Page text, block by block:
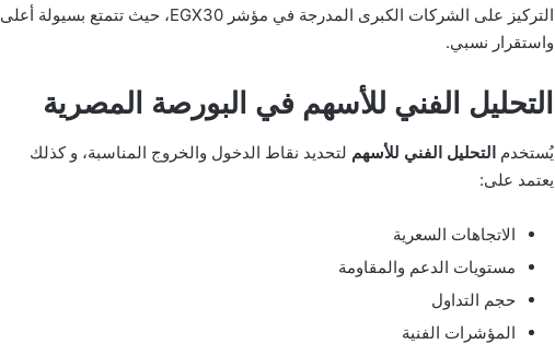
التركيز على الشركات الكبرى المدرجة في مؤشر EGX30، حيث تتمتع بسيولة أعلى
واستقرار نسبي.
التحليل الفني للأسهم في البورصة المصرية
يُستخدم التحليل الفني للأسهم لتحديد نقاط الدخول والخروج المناسبة، و كذلك
يعتمد على:
الاتجاهات السعرية
مستويات الدعم والمقاومة
حجم التداول
المؤشرات الفنية